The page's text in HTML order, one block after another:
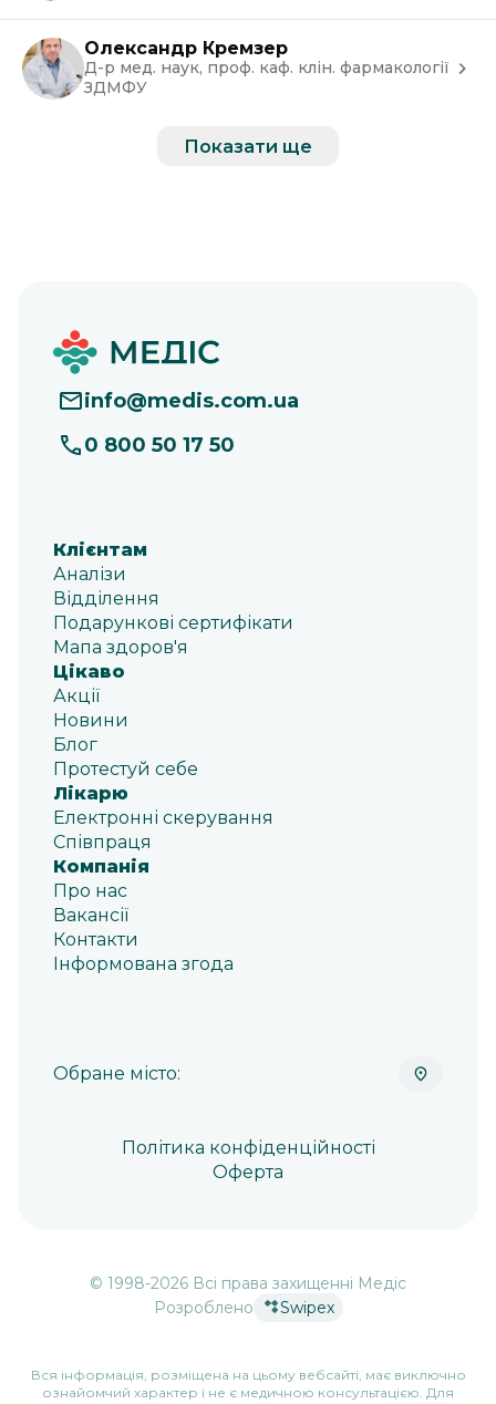
Олександр Кремзер
Д-р мед. наук, проф. каф. клін. фармакології
ЗДМФУ
Показати ще
info@medis.com.ua
0 800 50 17 50
Клієнтам
Аналізи
Відділення
Подарункові сертифікати
Мапа здоров'я
Цікаво
Акції
Новини
Блог
Протестуй себе
Лікарю
Електронні скерування
Співпраця
Компанія
Про нас
Вакансії
Контакти
Інформована згода
Обране місто:
Політика конфіденційності
Оферта
© 1998-2026 Всі права захищенні Медіс
Розроблено
Swipex
Вся інформація, розміщена на цьому вебсайті, має виключно
ознайомчий характер і не є медичною консультацією. Для